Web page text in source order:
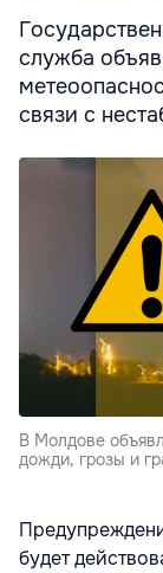
служба
связи с
В Молдове
дожди, грозы и
будет